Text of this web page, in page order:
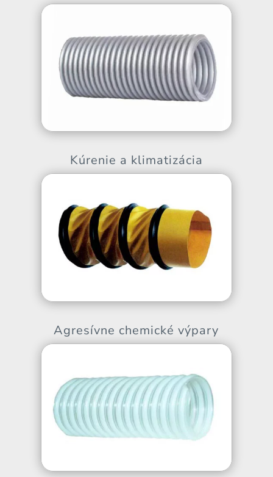
Kúrenie a klimatizácia
Agresívne chemické výpary